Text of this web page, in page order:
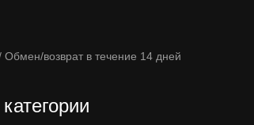
Обмен/возврат в течение 14 дней